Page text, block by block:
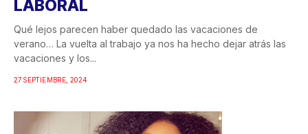
LABORAL
Qué lejos parecen haber quedado las vacaciones de
verano… La vuelta al trabajo ya nos ha hecho dejar atrás las
vacaciones y los...
27 SEPTIEMBRE, 2024